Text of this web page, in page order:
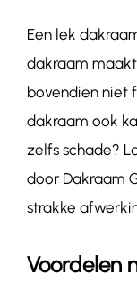
Een lek
dakraam
bovendien niet
dakraam ook
zelfs schade?
door Dakraam
strakke
Voordelen